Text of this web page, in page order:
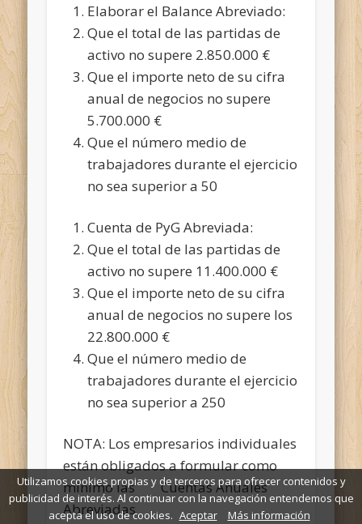
Elaborar el Balance Abreviado:
Que el total de las partidas de
activo no supere 2.850.000 €
Que el importe neto de su cifra
anual de negocios no supere
5.700.000 €
Que el número medio de
trabajadores durante el ejercicio
no sea superior a 50
Cuenta de PyG Abreviada:
Que el total de las partidas de
activo no supere 11.400.000 €
Que el importe neto de su cifra
anual de negocios no supere los
22.800.000 €
Que el número medio de
trabajadores durante el ejercicio
no sea superior a 250
NOTA: Los empresarios individuales
están obligados a formular como
mínimo las Cuentas Anuales
Abreviadas
Utilizamos cookies propias y de terceros para ofrecer contenidos y
publicidad de interés. Al continuar con la navegación entendemos que
acepta el uso de cookies. Aceptar Más información